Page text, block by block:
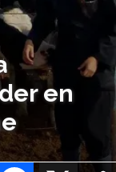
en
X
Facebook